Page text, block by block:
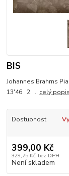
BIS
Johannes Brahms
13'46 2. ... celý popis
Dostupnost
399,00 Kč
329,75 Kč bez DPH
Není skladem